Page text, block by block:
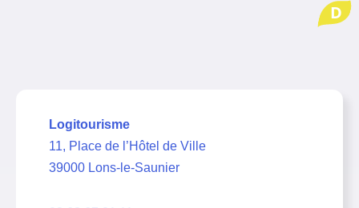
Logitourisme
11, Place de l’Hôtel de Ville
39000 Lons-le-Saunier
D